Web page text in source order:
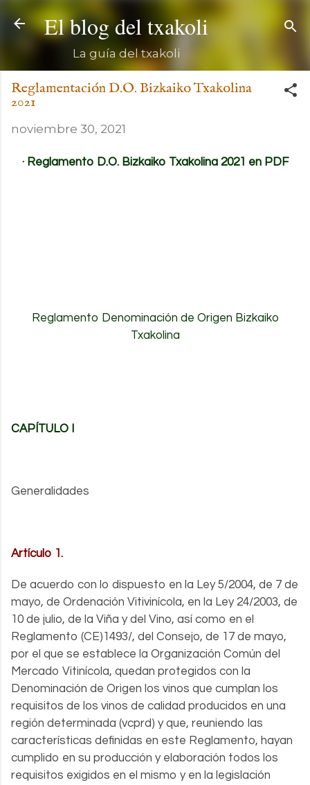
Ir al contenido principal
El blog del txakoli
La guía del txakoli
Reglamentación D.O. Bizkaiko Txakolina
2021
noviembre 30, 2021
· Reglamento D.O. Bizkaiko Txakolina 2021 en PDF
Reglamento Denominación de Origen Bizkaiko
Txakolina
CAPÍTULO I
Generalidades
Artículo 1.
De acuerdo con lo dispuesto en la Ley 5/2004, de 7 de
mayo, de Ordenación Vitivinícola, en la Ley 24/2003, de
10 de julio, de la Viña y del Vino, así como en el
Reglamento (CE)1493/, del Consejo, de 17 de mayo,
por el que se establece la Organización Común del
Mercado Vitinícola, quedan protegidos con la
Denominación de Origen los vinos que cumplan los
requisitos de los vinos de calidad producidos en una
región determinada (vcprd) y que, reuniendo las
características definidas en este Reglamento, hayan
cumplido en su producción y elaboración todos los
requisitos exigidos en el mismo y en la legislación